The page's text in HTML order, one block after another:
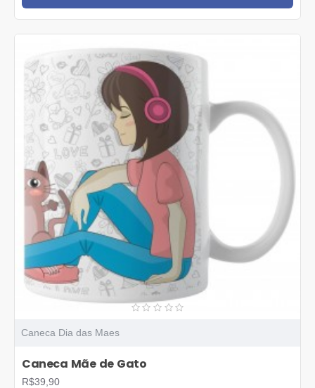
Caneca Dia das Maes
Caneca Mãe de Gato
R$39,90